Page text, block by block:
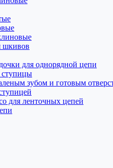
шкивов
для однорядной цепи
ступицы
зубом и готовым
для ленточных цепей